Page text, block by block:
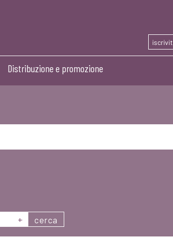
Distribuzione e promozione
+ cerca